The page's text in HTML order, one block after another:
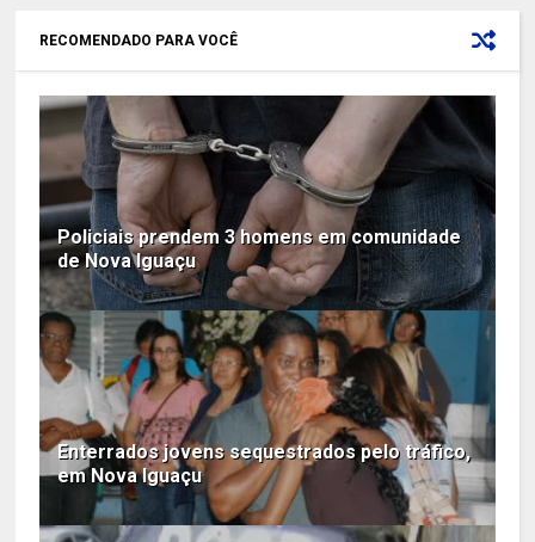
RECOMENDADO PARA VOCÊ
Policiais prendem 3 homens em comunidade
de Nova Iguaçu
Enterrados jovens sequestrados pelo tráfico,
em Nova Iguaçu